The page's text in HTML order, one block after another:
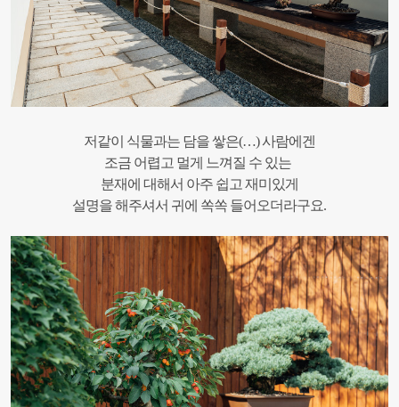
저같이 식물과는 담을 쌓은(…) 사람에겐
조금 어렵고 멀게 느껴질 수 있는
분재에 대해서 아주 쉽고 재미있게
설명을 해주셔서 귀에 쏙쏙 들어오더라구요.